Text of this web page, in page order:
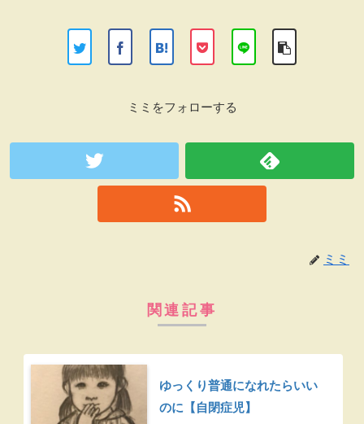
ミミをフォローする
ミミ
関連記事
ゆっくり普通になれたらいい
のに【自閉症児】